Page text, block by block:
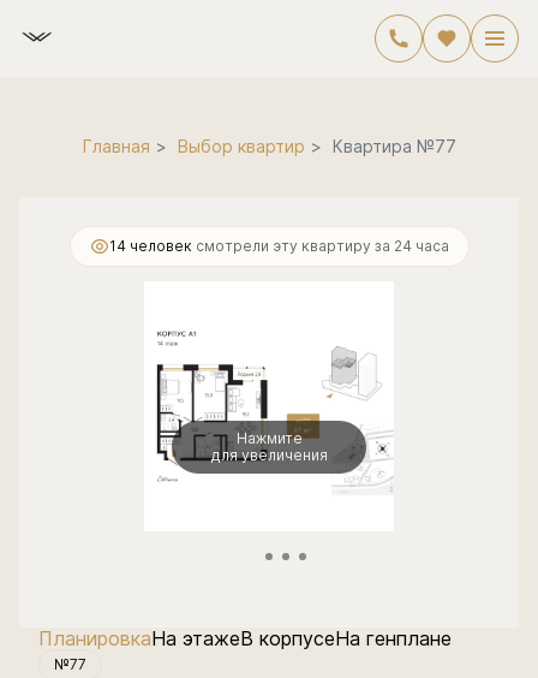
Главная Выбор квартир Квартира №77
2-комнатная 61.4 м 18 350 004 руб.
14 человек смотрели эту квартиру за 24 часа
Нажмите
для увеличения
ПланировкаНа этажеВ корпусеНа генплане
№77